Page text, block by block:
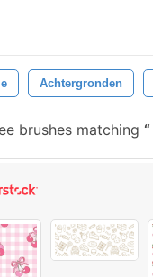
Achtergronden
brushes matching